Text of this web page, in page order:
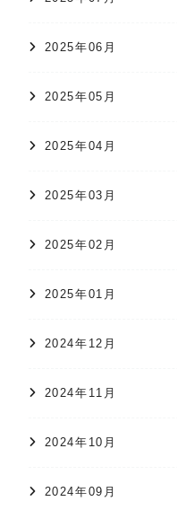
2025年06月
2025年05月
2025年04月
2025年03月
2025年02月
2025年01月
2024年12月
2024年11月
2024年10月
2024年09月